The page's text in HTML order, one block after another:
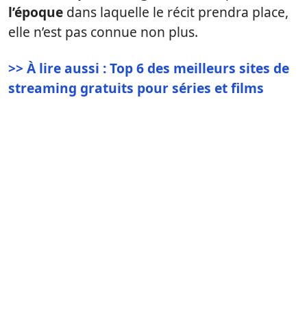
l’époque dans laquelle le récit prendra place,
elle n’est pas connue non plus.
>> À lire aussi : Top 6 des meilleurs sites de
streaming gratuits pour séries et films